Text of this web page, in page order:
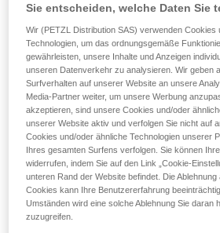
beschrieben werden.
Sie entscheiden, welche Daten Sie
Wir (PETZL Distribution SAS) verwenden Cookies
Technologien, um das ordnungsgemäße
gewährleisten, unsere Inhalte und Anzeigen
unseren Datenverkehr zu analysieren. Wir geben
Surfverhalten auf unserer Website an unsere
Media-Partner weiter, um unsere Werbung
akzeptieren, sind unsere Cookies und/oder
unserer Website aktiv und verfolgen Sie nicht auf
Cookies und/oder ähnliche Technologien unserer
Ihres gesamten Surfens verfolgen. Sie können
widerrufen, indem Sie auf den Link „Cookie-
unteren Rand der Website befindet. Die
Cookies kann Ihre Benutzererfahrung
Umständen wird eine solche Ablehnung Sie daran
zuzugreifen.